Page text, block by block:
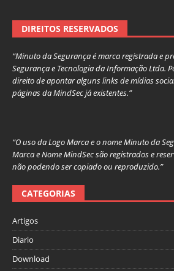
DIREITOS RESERVADOS
“Minuto da Segurança é marca registrada e
Segurança e Tecnologia da Informação Ltda.
direito de apontar alguns links de mídias
páginas da MindSec já existentes.”
“O uso da Logo Marca e o nome Minuto da
Marca e Nome MindSec são registrados e
não podendo ser copiado ou reproduzido.”
CATEGORIAS
Artigos
Diario
Download